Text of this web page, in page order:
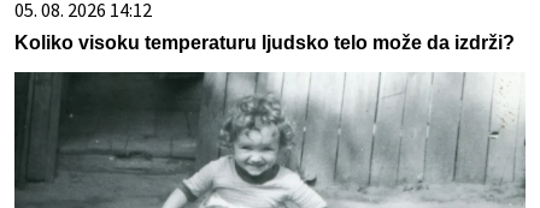
05. 08. 2026 14:12
Koliko visoku temperaturu ljudsko telo može da izdrži?